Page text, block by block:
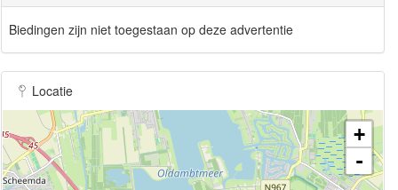
Biedingen zijn niet toegestaan op deze advertentie
Locatie
+
-